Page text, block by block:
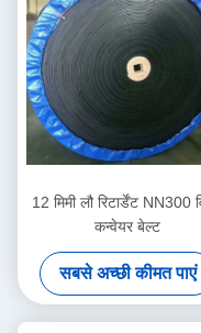
12 मिमी लौ रिटार्डेंट NN300
कन्वेयर बेल्ट
सबसे अच्छी कीमत पाएं